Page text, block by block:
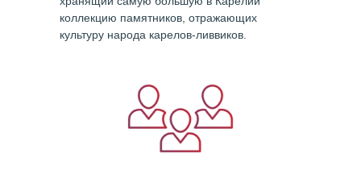
коллекцию памятников, отражающих
культуру народа карелов-ливвиков.